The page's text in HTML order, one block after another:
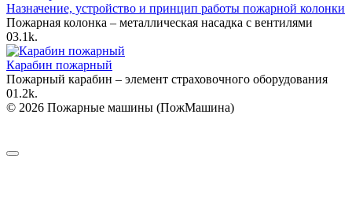
Назначение, устройство и принцип работы пожарной колонки
Пожарная колонка – металлическая насадка с вентилями
03.1k.
Карабин пожарный
Пожарный карабин – элемент страховочного оборудования
01.2k.
© 2026 Пожарные машины (ПожМашина)